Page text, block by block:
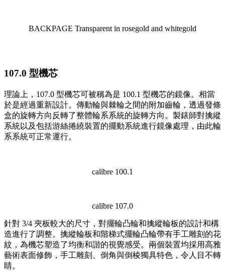
BACKPAGE Transparent in rosegold and whitegold
107.0 型機芯
理論上，107.0 型機芯可被稱為是 100.1 型機芯的鏡像。相當
於是經過重新設計。傳動輪與棘輪之間的附加齒輪，透過發條
盒的旋轉方向反轉了整體輪系系統的旋轉方向。製錶師對擒縱
系統以及包括游絲捲繞裝置的擺動系統進行鏡像處理，由此輪
系系統可正常運行。
calibre 100.1
calibre 107.0
針對 3/4 夾板較大的尺寸，對擺輪凸輪和擒縱輪板的設計和構
造進行了調整。擒縱輪板和階梯式擺輪凸輪帶有手工雕刻的花
紋，為機芯塑造了均衡和諧的視覺感受。兩個裝置均採用高雅
藝術表面修飾，手工雕刻、倒角與倒棱獨具特色，令人目不轉
睛。